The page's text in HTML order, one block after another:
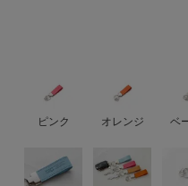
ピンク オレンジ ベ